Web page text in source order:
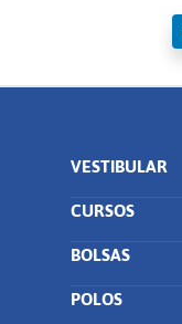
VESTIBULAR
CURSOS
BOLSAS
POLOS